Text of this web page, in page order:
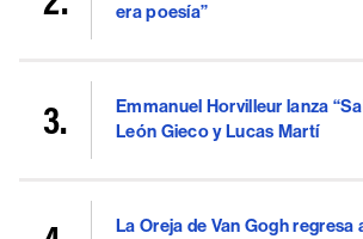
era poesía”
Emmanuel Horvilleur lanza
León Gieco y Lucas Martí
La Oreja de Van Gogh regresa